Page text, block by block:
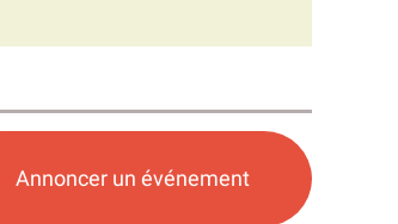
Annoncer un événement